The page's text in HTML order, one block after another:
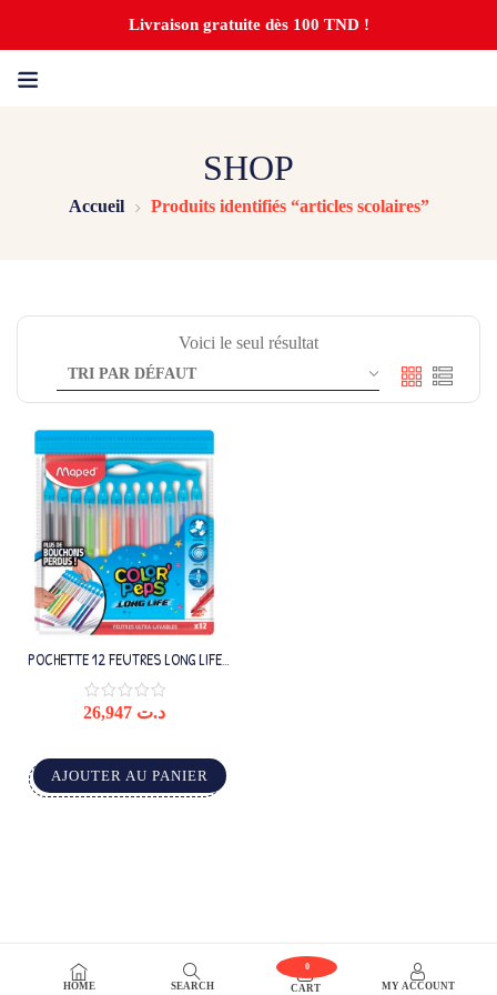
Livraison gratuite dès 100 TND !
SHOP
Accueil Produits identifiés “articles scolaires”
Voici le seul résultat
POCHETTE 12 FEUTRES LONG LIFE
INNOVATION MAPED
د.ت
AJOUTER AU PANIER
HOME SEARCH
0
CART MY ACCOUNT